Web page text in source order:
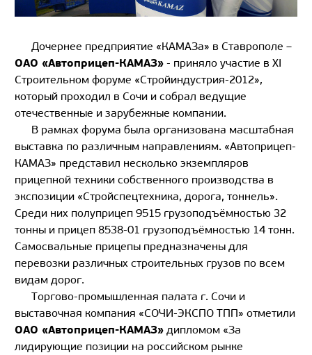
Дочернее предприятие «КАМАЗа» в Ставрополе –
ОАО «Автоприцеп-КАМАЗ» - приняло участие в XI
Строительном форуме «Стройиндустрия-2012»,
который проходил в Сочи и собрал ведущие
отечественные и зарубежные компании.
В рамках форума была организована масштабная
выставка по различным направлениям. «Автоприцеп-
КАМАЗ» представил несколько экземпляров
прицепной техники собственного производства в
экспозиции «Стройспецтехника, дорога, тоннель».
Среди них полуприцеп 9515 грузоподъёмностью 32
тонны и прицеп 8538-01 грузоподъёмностью 14 тонн.
Самосвальные прицепы предназначены для
перевозки различных строительных грузов по всем
видам дорог.
Торгово-промышленная палата г. Сочи и
выставочная компания «СОЧИ-ЭКСПО ТПП» отметили
ОАО «Автоприцеп-КАМАЗ» дипломом «За
лидирующие позиции на российском рынке